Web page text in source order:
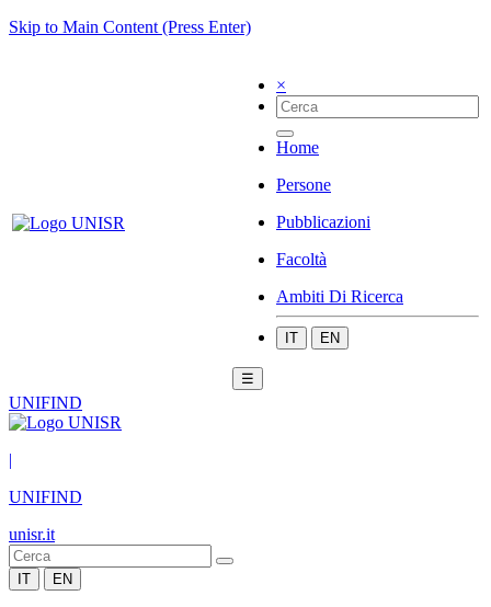
Skip to Main Content (Press Enter)
×
Home
Persone
Pubblicazioni
Facoltà
Ambiti Di Ricerca
IT EN
☰
UNIFIND
|
UNIFIND
unisr.it
IT EN